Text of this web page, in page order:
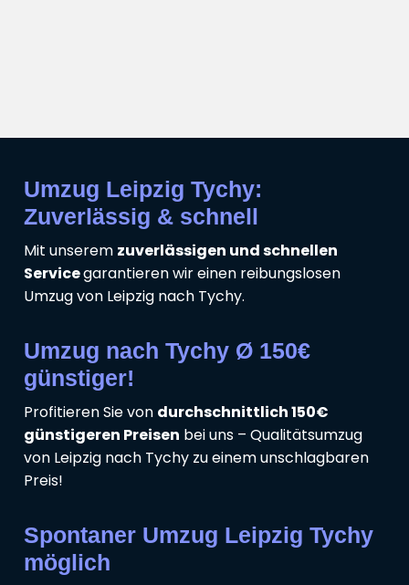
Umzug Leipzig Tychy:
Zuverlässig & schnell
Mit unserem zuverlässigen und schnellen
Servicegarantieren wir einen reibungslosen
Umzug von Leipzig nach Tychy.
Umzug nach Tychy Ø 150€
günstiger!
Profitieren Sie von durchschnittlich 150€
günstigeren Preisen bei uns – Qualitätsumzug
von Leipzig nach Tychy zu einem unschlagbaren
Preis!
Spontaner Umzug Leipzig Tychy
möglich